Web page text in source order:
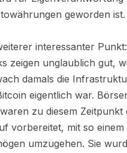
geworden ist.
interessanter
zeigen unglaublich gut,
damals die
eigentlich war.
zu diesem Zeitpunkt
vorbereitet, mit so einem
umzugehen. Sie